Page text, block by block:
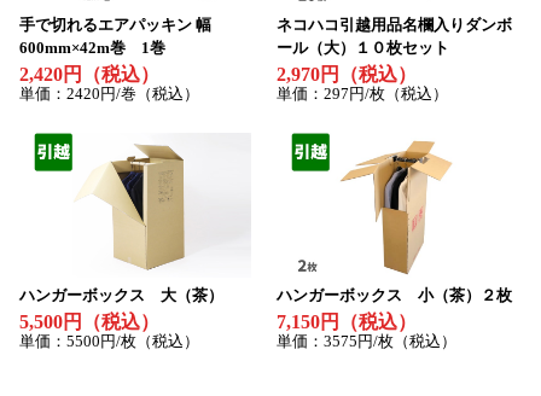
手で切れるエアパッキン 幅
600mm×42m巻 1巻
2,420円（税込）
単価：2420円/巻（税込）
ネコハコ引越用品名欄入りダンボ
ール（大）１０枚セット
2,970円（税込）
単価：297円/枚（税込）
ハンガーボックス 大（茶）
5,500円（税込）
単価：5500円/枚（税込）
ハンガーボックス 小（茶）２枚
7,150円（税込）
単価：3575円/枚（税込）